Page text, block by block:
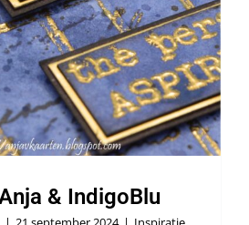
& IndigoBlu